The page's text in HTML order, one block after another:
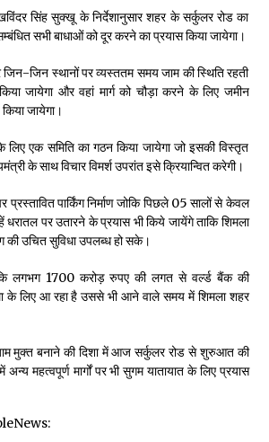
सिंह सुक्खू के निर्देशानुसार शहर के सर्कुलर रोड का
सभी बाधाओं को दूर करने का प्रयास किया जायेगा।
जिन-जिन स्थानों पर व्यस्ततम समय जाम की स्थिति रहती
जायेगा और वहां मार्ग को चौड़ा करने के लिए जमीन
जायेगा।
लिए एक समिति का गठन किया जायेगा जो इसकी विस्तृत
के साथ विचार विमर्श उपरांत इसे क्रियान्वित करेगी।
प्रस्तावित पार्किंग निर्माण जोकि पिछले 05 सालों से केवल
धरातल पर उतारने के प्रयास भी किये जायेंगे ताकि शिमला
की उचित सुविधा उपलब्ध हो सके।
लगभग 1700 करोड़ रुपए की लगत से वर्ल्ड बैंक की
के लिए आ रहा है उससे भी आने वाले समय में शिमला शहर
मुक्त बनाने की दिशा में आज सर्कुलर रोड से शुरुआत की
महत्वपूर्ण मार्गों पर भी सुगम यातायात के लिए प्रयास